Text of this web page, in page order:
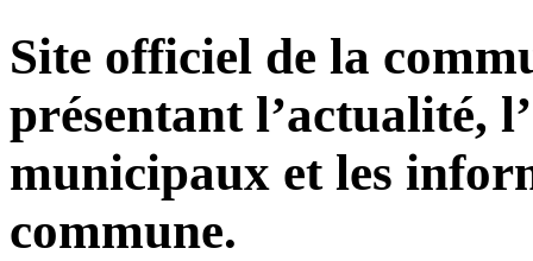
Site officiel de la
présentant l’actualité,
municipaux et les
commune.